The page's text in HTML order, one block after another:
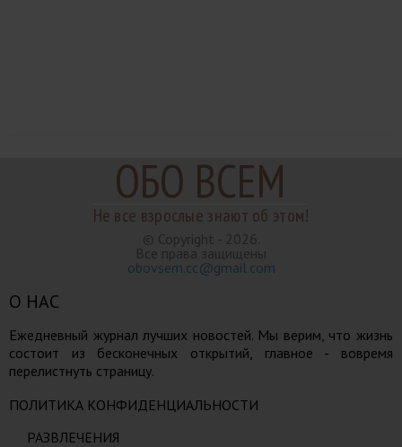
ОБО ВСЕМ
Не все взрослые знают об этом!
© Copyright - 2026.
Все права защищены
obovsem.cc@gmail.com
О НАС
Ежедневный журнал лучших новостей. Мы верим, что жизнь
состоит из бесконечных открытий, главное - вовремя
перелистнуть страницу.
ПОЛИТИКА КОНФИДЕНЦИАЛЬНОСТИ
РАЗВЛЕЧЕНИЯ